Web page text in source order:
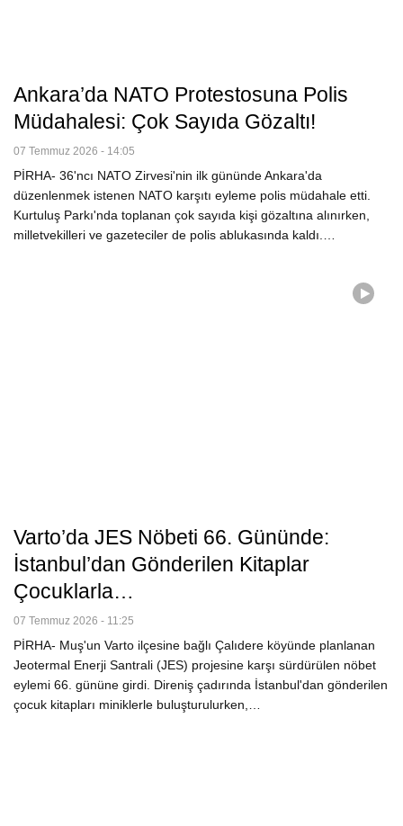
Ankara’da NATO Protestosuna Polis
Müdahalesi: Çok Sayıda Gözaltı!
07 Temmuz 2026 - 14:05
PİRHA- 36'ncı NATO Zirvesi'nin ilk gününde Ankara'da
düzenlenmek istenen NATO karşıtı eyleme polis müdahale etti.
Kurtuluş Parkı'nda toplanan çok sayıda kişi gözaltına alınırken,
milletvekilleri ve gazeteciler de polis ablukasında kaldı.…
Varto’da JES Nöbeti 66. Gününde:
İstanbul’dan Gönderilen Kitaplar
Çocuklarla…
07 Temmuz 2026 - 11:25
PİRHA- Muş'un Varto ilçesine bağlı Çalıdere köyünde planlanan
Jeotermal Enerji Santrali (JES) projesine karşı sürdürülen nöbet
eylemi 66. gününe girdi. Direniş çadırında İstanbul'dan gönderilen
çocuk kitapları miniklerle buluşturulurken,…